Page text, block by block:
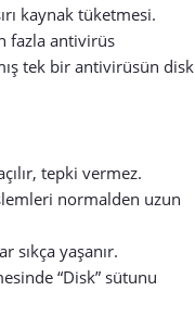
kaynak tüketmesi.
fazla antivirüs
tek bir antivirüsün disk
tepki vermez.
normalden uzun
sıkça yaşanır.
“Disk” sütunu